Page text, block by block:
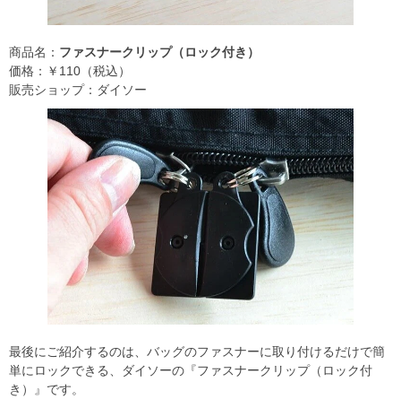
商品名： ファスナークリップ（ロック付き）
価格：￥110（税込）
販売ショップ：ダイソー
最後にご紹介するのは、バッグのファスナーに取り付けるだけで簡
単にロックできる、ダイソーの『ファスナークリップ（ロック付
き）』です。